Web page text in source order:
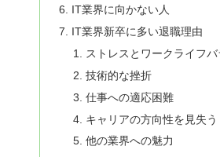
IT業界に向かない人
IT業界新卒に多い退職理由
ストレスとワークライフ
技術的な挫折
仕事への適応困難
キャリアの方向性を見失う
他の業界への魅力